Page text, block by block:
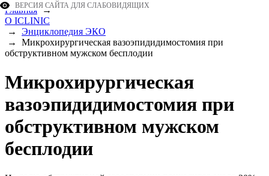
ВЕРСИЯ САЙТА ДЛЯ СЛАБОВИДЯЩИХ
Главная→
О ICLINIC
→ Энциклопедия ЭКО
→ Микрохирургическая вазоэпидидимостомия при
обструктивном мужском бесплодии
Микрохирургическая
вазоэпидидимостомия при
обструктивном мужском
бесплодии